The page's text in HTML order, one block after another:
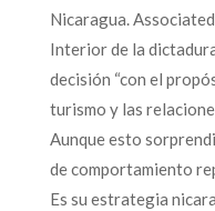
Nicaragua.
Interior de la
decisión “con el
turismo y las
Aunque esto
de comportamiento
Es su estrategia